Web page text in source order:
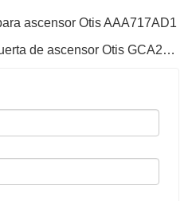
ascensor Otis AAA717AD1
próximo : Controlador de puerta de ascensor Otis GCA24350BH10